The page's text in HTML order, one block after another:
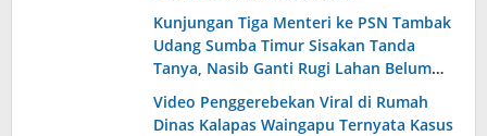
Kunjungan Tiga Menteri ke PSN Tambak
Udang Sumba Timur Sisakan Tanda
Tanya, Nasib Ganti Rugi Lahan Belum
Terjawab
Video Penggerebekan Viral di Rumah
Dinas Kalapas Waingapu Ternyata Kasus